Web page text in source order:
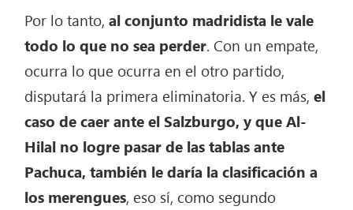
Por lo tanto,al conjunto madridista le vale
todo lo que no sea perder. Con un empate,
ocurra lo que ocurra en el otro partido,
disputará la primera eliminatoria. Y es más,el
caso de caer ante el Salzburgo, y que Al-
Hilal no logre pasar de las tablas ante
Pachuca, también le daría la clasificación a
los merengues, eso sí, como segundo